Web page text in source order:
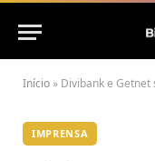
Início » Divibank e Getnet se
IMPRENSA